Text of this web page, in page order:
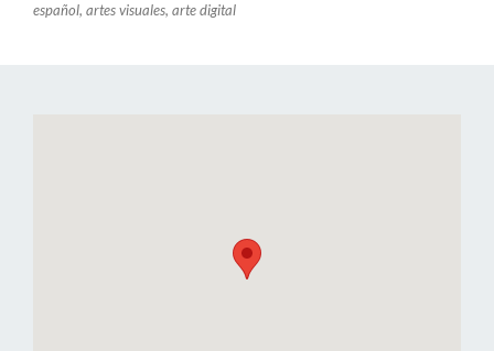
español, artes visuales, arte digital